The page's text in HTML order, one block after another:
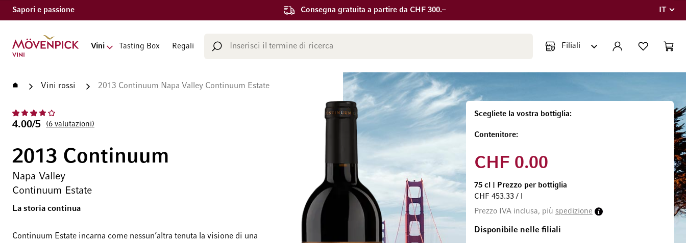
Sapori e passione Consegna gratuita a partire da CHF 300.–
Lingua
IT
Vai alla Home Page
Vini Tasting Box Regali
Cerca ACCOUNT LISTA DEI CART
Home Vini rossi 2013 Continuum Napa Valley Continuum Estate
4.00/5 6 valutazioni
2013 Continuum
Napa Valley
Continuum Estate
La storia continua
Continuum Estate incarna come nessun’altra tenuta la visione di una
Scegliete la vostra bottiglia
Contenitore
CHF 0.00
75 cl
Prezzo per bottiglia
CHF 453.33 / l
Prezzo IVA inclusa, più spedizione
Disponibile nelle filiali